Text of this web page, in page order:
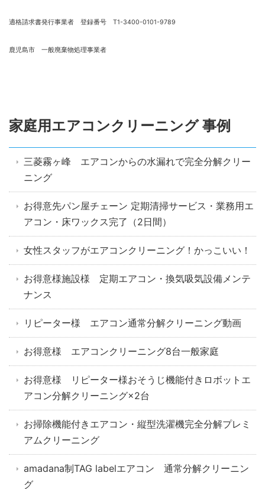
適格請求書発行事業者 登録番号 T1-3400-0101-9789
鹿児島市 一般廃棄物処理事業者
家庭用エアコンクリーニング 事例
三菱霧ヶ峰 エアコンからの水漏れで完全分解クリー
ニング
お得意先パン屋チェーン 定期清掃サービス・業務用エ
アコン・床ワックス完了（2日間）
女性スタッフがエアコンクリーニング！かっこいい！
お得意様施設様 定期エアコン・換気吸気設備メンテ
ナンス
リピーター様 エアコン通常分解クリーニング動画
お得意様 エアコンクリーニング8台一般家庭
お得意様 リピーター様おそうじ機能付きロボットエ
アコン分解クリーニング×2台
お掃除機能付きエアコン・縦型洗濯機完全分解プレミ
アムクリーニング
amadana制TAG labelエアコン 通常分解クリーニン
グ